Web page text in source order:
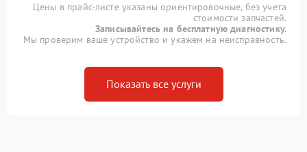
Цены в прайс-листе указаны ориентировочные, без учета
стоимости запчастей.
Записывайтесь на бесплатную диагностику.
Мы проверим ваше устройство и укажем на неисправность.
Показать все услуги